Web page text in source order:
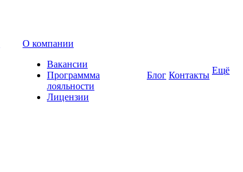
О компании
Вакансии
Программма
лояльности
Лицензии
Блог Контакты Ещё